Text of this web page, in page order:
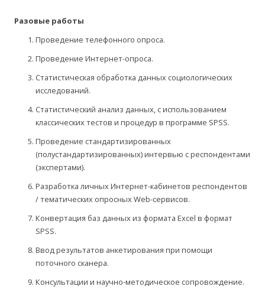
Разовые работы
Проведение телефонного опроса.
Проведение Интернет-опроса.
Статистическая обработка данных социологических
исследований.
Статистический анализ данных, с использованием
классических тестов и процедур в программе SPSS.
Проведение стандартизированных
(полустандартизированных) интервью с респондентами
(экспертами).
Разработка личных Интернет-кабинетов респондентов
/ тематических опросных Web-сервисов.
Конвертация баз данных из формата Excel в формат
SPSS.
Ввод результатов анкетирования при помощи
поточного сканера.
Консультации и научно-методическое сопровождение.